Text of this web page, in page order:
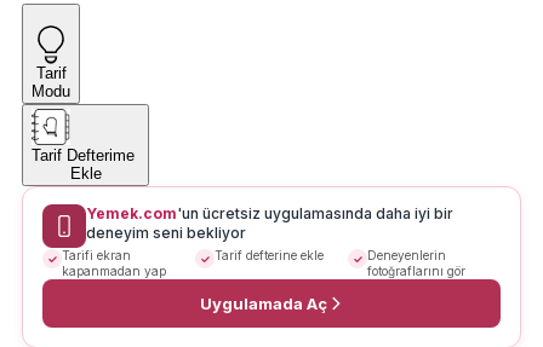
Tarif
Modu
Tarif Defterime
Ekle
Yemek.com'un ücretsiz uygulamasında daha iyi bir
deneyim seni bekliyor
Tarifi ekran
kapanmadan yap
Tarif defterine ekle
Deneyenlerin
fotoğraflarını gör
Uygulamada Aç